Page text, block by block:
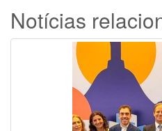
Notícias